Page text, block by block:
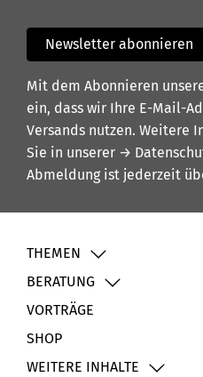
Newsletter abonnieren
Mit dem Abonnieren
ein, dass wir Ihre E-Mail-
Versands nutzen. Weitere
Sie in unserer →
Abmeldung ist jederzeit
THEMEN
BERATUNG
VORTRÄGE
SHOP
WEITERE INHALTE